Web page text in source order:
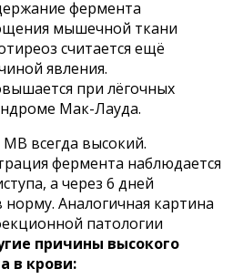
фермента
мышечной ткани
считается ещё
явления.
при лёгочных
Мак-Лауда.
всегда высокий.
фермента наблюдается
а через 6 дней
Аналогичная картина
патологии
причины высокого
в крови: